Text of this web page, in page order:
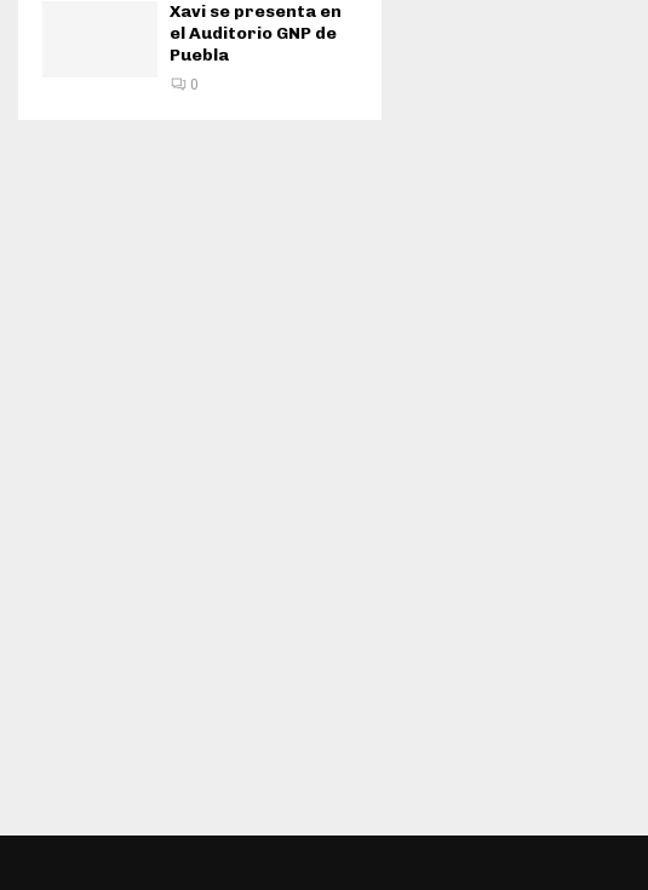
Xavi se presenta en
el Auditorio GNP de
Puebla
0